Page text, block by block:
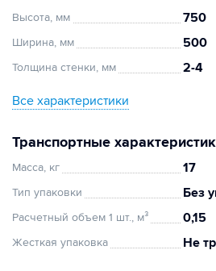
Высота, мм 750
Ширина, мм 500
Толщина стенки, мм 2-4
Все характеристики
Транспортные
Масса, кг 17
Тип упаковки Без
Расчетный объем 1 шт., м³ 0,15
Жесткая упаковка Не